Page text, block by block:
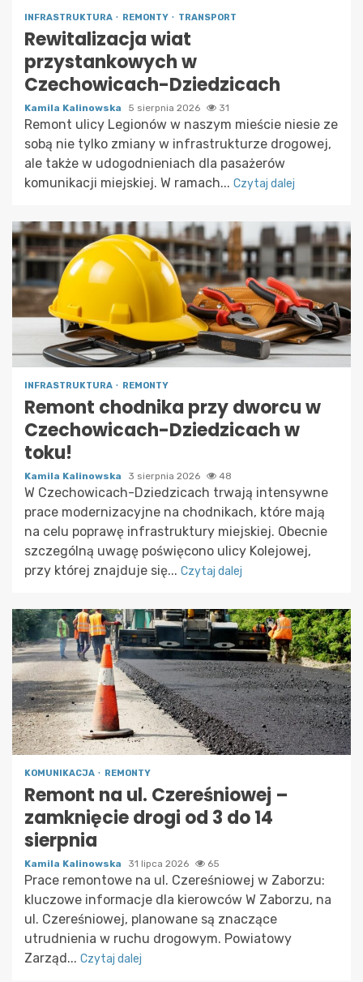
INFRASTRUKTURA REMONTY TRANSPORT
Rewitalizacja wiat
przystankowych w
Czechowicach-Dziedzicach
Kamila Kalinowska 5 sierpnia 2026 31
Remont ulicy Legionów w naszym mieście niesie ze
sobą nie tylko zmiany w infrastrukturze drogowej,
ale także w udogodnieniach dla pasażerów
komunikacji miejskiej. W ramach... Czytaj dalej
INFRASTRUKTURA REMONTY
Remont chodnika przy dworcu w
Czechowicach-Dziedzicach w
toku!
Kamila Kalinowska 3 sierpnia 2026 48
W Czechowicach-Dziedzicach trwają intensywne
prace modernizacyjne na chodnikach, które mają
na celu poprawę infrastruktury miejskiej. Obecnie
szczególną uwagę poświęcono ulicy Kolejowej,
przy której znajduje się... Czytaj dalej
KOMUNIKACJA REMONTY
Remont na ul. Czereśniowej –
zamknięcie drogi od 3 do 14
sierpnia
Kamila Kalinowska 31 lipca 2026 65
Prace remontowe na ul. Czereśniowej w Zaborzu:
kluczowe informacje dla kierowców W Zaborzu, na
ul. Czereśniowej, planowane są znaczące
utrudnienia w ruchu drogowym. Powiatowy
Zarząd... Czytaj dalej